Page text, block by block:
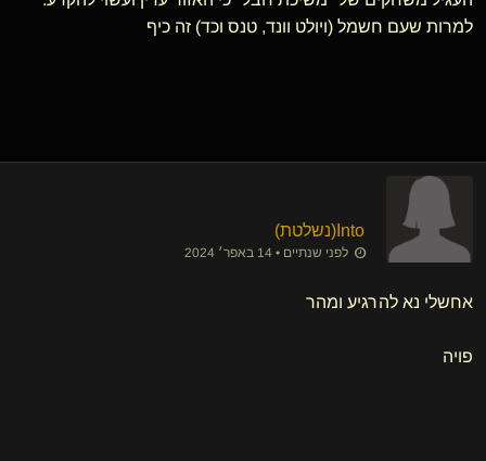
למרות שעם חשמל (ויולט וונד, טנס וכד) זה כיף
Into​(נשלטת)
לפני שנתיים • 14 באפר׳ 2024
אחשלי נא להרגיע ומהר
פויה